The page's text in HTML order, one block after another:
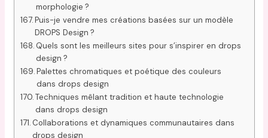
morphologie ?
Puis-je vendre mes créations basées sur un modèle
DROPS Design ?
Quels sont les meilleurs sites pour s’inspirer en drops
design ?
Palettes chromatiques et poétique des couleurs
dans drops design
Techniques mêlant tradition et haute technologie
dans drops design
Collaborations et dynamiques communautaires dans
drops design